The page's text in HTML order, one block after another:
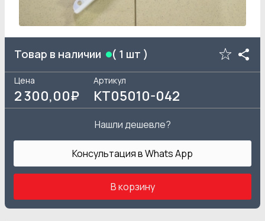
Товар в наличии ( 1 шт )
Цена
2 300,00₽
Артикул
KT05010-042
Нашли дешевле?
Консультация в Whats App
В корзину